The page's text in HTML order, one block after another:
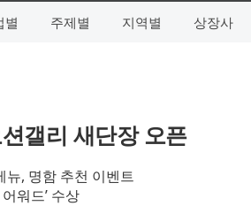
별 주제별 지역별 상장사
갤리 새단장 오픈
뉴, 명함 추천 이벤트
워드’ 수상